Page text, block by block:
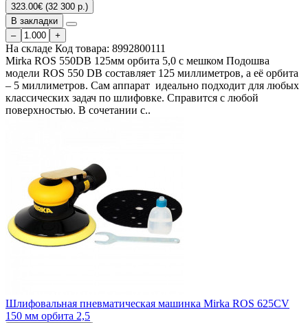
323.00€ (32 300 р.)
В закладки
–
+
На складе Код товара: 8992800111
Mirka ROS 550DB 125мм орбита 5,0 c мешком Подошва
модели ROS 550 DB составляет 125 миллиметров, а её орбита
– 5 миллиметров. Сам аппарат идеально подходит для любых
классических задач по шлифовке. Справится с любой
поверхностью. В сочетании с..
Шлифовальная пневматическая машинка Mirka ROS 625CV
150 мм орбита 2,5